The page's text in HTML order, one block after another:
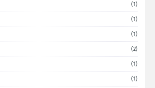
(1)
(1)
(1)
(2)
(1)
(1)